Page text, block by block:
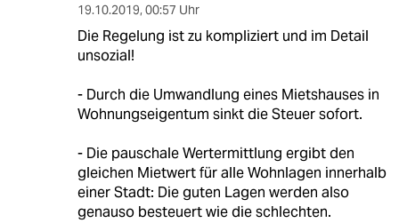
19.10.2019, 00:57 Uhr
Die Regelung ist zu kompliziert und im Detail
unsozial!
- Durch die Umwandlung eines Mietshauses in
Wohnungseigentum sinkt die Steuer sofort.
- Die pauschale Wertermittlung ergibt den
gleichen Mietwert für alle Wohnlagen innerhalb
einer Stadt: Die guten Lagen werden also
genauso besteuert wie die schlechten.